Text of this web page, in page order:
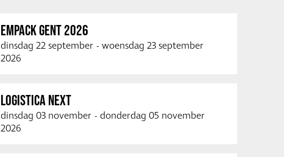
EMPACK GENT 2026
dinsdag 22 september - woensdag 23 september
2026
LOGISTICA NEXT
dinsdag 03 november - donderdag 05 november
2026